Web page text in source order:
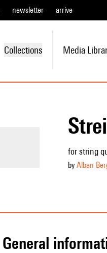
newsletter arrive
Collections Media
for string
by Alban
general